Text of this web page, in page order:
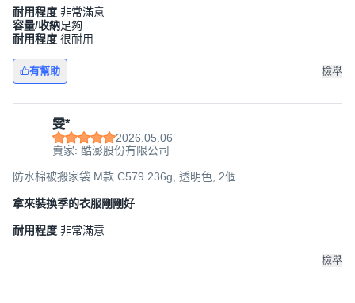
耐用程度 非常滿意
容量/收納足夠
耐用程度 很耐用
有幫助 檢舉
雯*
2026.05.06
賣家: 酷澎股份有限公司
防水棉被搬家袋 M款 C579 236g, 透明色, 2個
拿來裝換季的衣服剛剛好
耐用程度 非常滿意
檢舉